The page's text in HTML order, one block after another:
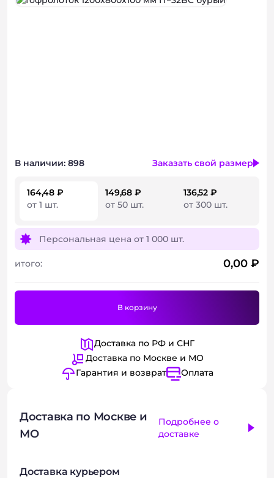
В наличии: 898 Заказать свой размер
164,48 ₽
от 1 шт.
149,68 ₽
от 50 шт.
136,52 ₽
от 300 шт.
Персональная цена от 1 000 шт.
итого: 0,00 ₽
В корзину
Доставка по РФ и СНГ
Доставка по Москве и МО
Гарантия и возврат
Оплата
Доставка по Москве и
МО
Подробнее о
доставке
Доставка курьером